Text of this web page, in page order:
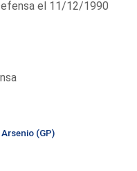
el 11/12/1990
(GP)